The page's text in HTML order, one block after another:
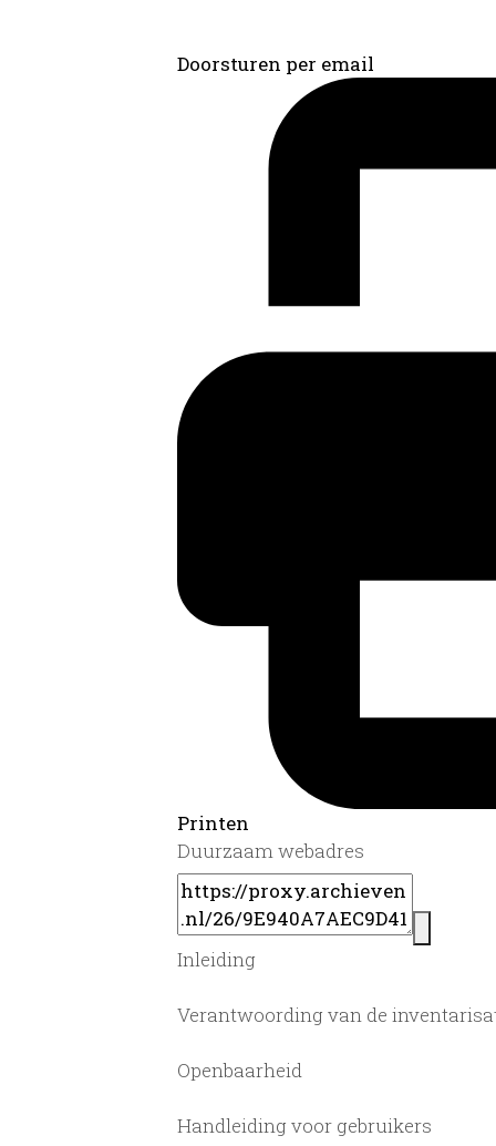
Doorsturen per email
Printen
Duurzaam webadres
Inleiding
Verantwoording van de
Openbaarheid
Handleiding voor gebruikers